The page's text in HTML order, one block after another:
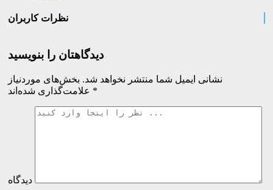
نظرات کاربران
دیدگاهتان را بنویسید
نشانی ایمیل شما منتشر نخواهد شد. بخش‌های موردنیاز
*
دیدگاه